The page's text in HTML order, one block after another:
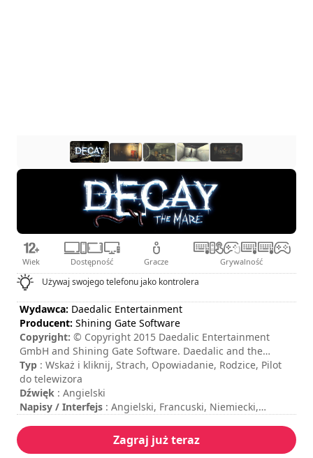
Wiek Dostępność Gracze Grywalność
Używaj swojego telefonu jako kontrolera
Wydawca: Daedalic Entertainment
Producent: Shining Gate Software
Copyright: © Copyright 2015 Daedalic Entertainment
GmbH and Shining Gate Software. Daedalic and the
Daedalic-Logo are trademarks of Daedalic Entertainment
GmbH. All rights reserved.
Typ : Wskaż i kliknij, Strach, Opowiadanie, Rodzice, Pilot
do telewizora
Dźwięk : Angielski
Napisy / Interfejs : Angielski, Francuski, Niemiecki,
Koreański
Czas trwania sesji
: > 30 minut
Zagraj już teraz